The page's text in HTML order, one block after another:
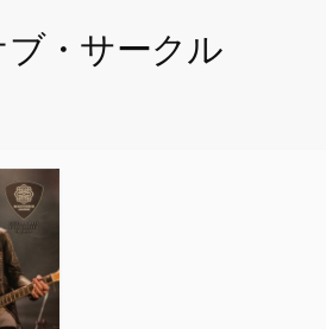
・サークル